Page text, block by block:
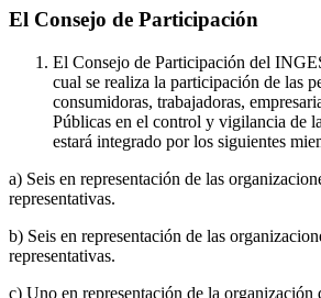
El Consejo de Participación
El Consejo de Participación del
cual se realiza la participación de las
consumidoras, trabajadoras,
Públicas en el control y vigilancia de
estará integrado por los siguientes
a) Seis en representación de las
representativas.
b) Seis en representación de las
representativas.
c) Uno en representación de la organización